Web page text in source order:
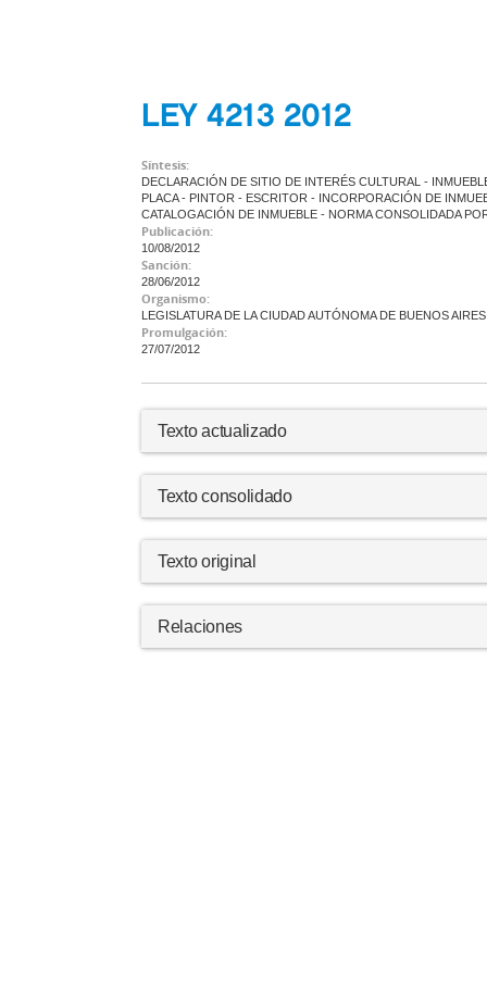
LEY 4213 2012
Síntesis:
DECLARACIÓN DE SITIO DE INTERÉS CULTURAL -
PLACA - PINTOR - ESCRITOR - INCORPORACIÓN DE
CATALOGACIÓN DE INMUEBLE - NORMA CONSOLIDADA
Publicación:
10/08/2012
Sanción:
28/06/2012
Organismo:
LEGISLATURA DE LA CIUDAD AUTÓNOMA DE BUENOS AIRES
Promulgación:
27/07/2012
Texto actualizado
Texto consolidado
Texto original
Relaciones